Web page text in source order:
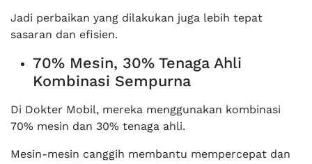
Jadi perbaikan yang dilakukan juga lebih tepat
sasaran dan efisien.
70% Mesin, 30% Tenaga Ahli
Kombinasi Sempurna
Di Dokter Mobil, mereka menggunakan kombinasi
70% mesin dan 30% tenaga ahli.
Mesin-mesin canggih membantu mempercepat dan